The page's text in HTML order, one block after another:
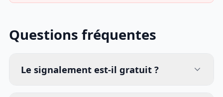
Questions fréquentes
Le signalement est-il gratuit ?